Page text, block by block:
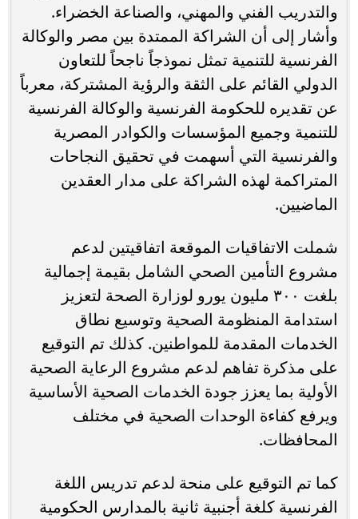
والتدريب الفني والمهني، والصناعة الخضراء.
وأشار إلى أن الشراكة الممتدة بين مصر والوكالة
الفرنسية للتنمية تمثل نموذجاً ناجحاً للتعاون
الدولي القائم على الثقة والرؤية المشتركة، معرباً
عن تقديره للحكومة الفرنسية والوكالة الفرنسية
للتنمية وجميع المؤسسات والكوادر المصرية
والفرنسية التي أسهمت في تحقيق النجاحات
المتراكمة لهذه الشراكة على مدار العقدين
الماضيين.
شملت الاتفاقيات الموقعة اتفاقيتين لدعم
مشروع التأمين الصحي الشامل بقيمة إجمالية
بلغت ٣٠٠ مليون يورو لوزارة الصحة لتعزيز
استدامة المنظومة الصحية وتوسيع نطاق
الخدمات المقدمة للمواطنين. كذلك تم التوقيع
على مذكرة تفاهم لدعم مشروع الرعاية الصحية
الأولية بما يعزز جودة الخدمات الصحية الأساسية
ويرفع كفاءة الوحدات الصحية في مختلف
المحافظات.
كما تم التوقيع على منحة لدعم تدريس اللغة
الفرنسية كلغة أجنبية ثانية بالمدارس الحكومية